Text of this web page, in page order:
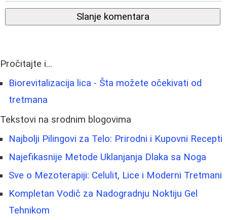
Slanje komentara
Pročitajte i...
Biorevitalizacija lica - Šta možete očekivati od
tretmana
Tekstovi na srodnim blogovima
Najbolji Pilingovi za Telo: Prirodni i Kupovni Recepti
Najefikasnije Metode Uklanjanja Dlaka sa Noga
Sve o Mezoterapiji: Celulit, Lice i Moderni Tretmani
Kompletan Vodič za Nadogradnju Noktiju Gel
Tehnikom